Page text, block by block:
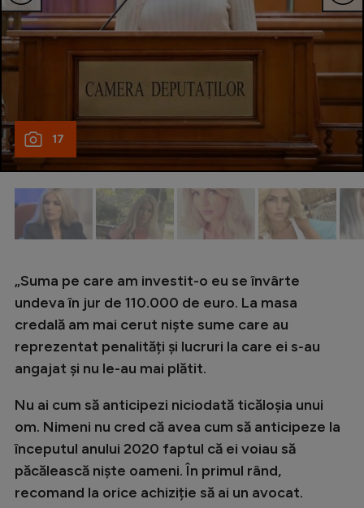
JO 2026
Intră în cont
Creează cont
17
„Suma pe care am investit-o eu se învârte
undeva în jur de 110.000 de euro. La masa
credală am mai cerut niște sume care au
reprezentat penalități și lucruri la care ei s-au
angajat și nu le-au mai plătit.
Nu ai cum să anticipezi niciodată ticăloșia unui
om. Nimeni nu cred că avea cum să anticipeze la
începutul anului 2020 faptul că ei voiau să
păcălească niște oameni.În primul rând,
recomand la orice achiziție să ai un avocat.